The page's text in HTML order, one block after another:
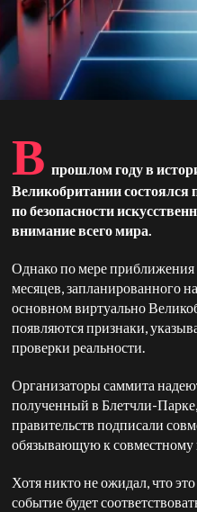
В прошлом году в
Великобритании
по безопасности
внимание всего мира.
Однако по мере приближения
месяцев, запланированного
основном виртуально
появляются признаки,
проверки реальности.
Организаторы саммита
полученный в Блетчли-Парке,
правительств подписали
обязывающую к совместному
Хотя никто не ожидал, что
событие будет